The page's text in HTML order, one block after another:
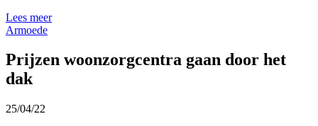
Lees meer
Armoede
Prijzen woonzorgcentra gaan door het
dak
25/04/22